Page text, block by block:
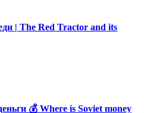
| The Red Tractor and its
💰 Where is Soviet money